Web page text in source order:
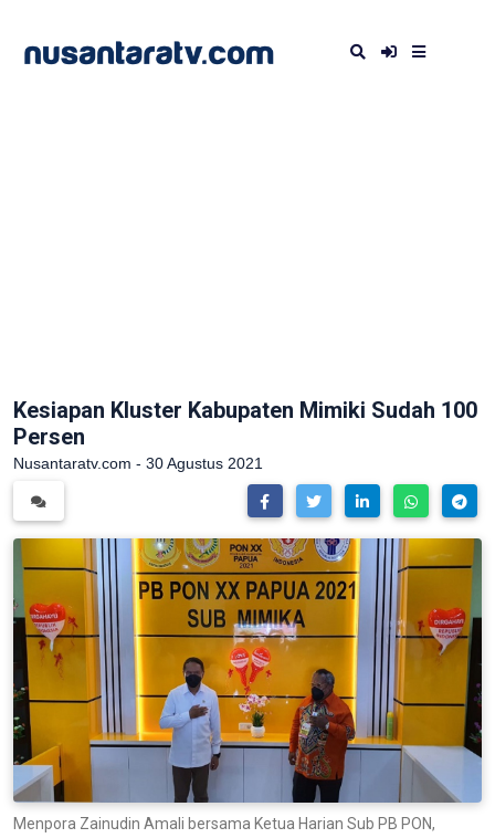
Kesiapan Kluster Kabupaten Mimiki Sudah 100
Persen
Nusantaratv.com - 30 Agustus 2021
Menpora Zainudin Amali bersama Ketua Harian Sub PB PON,